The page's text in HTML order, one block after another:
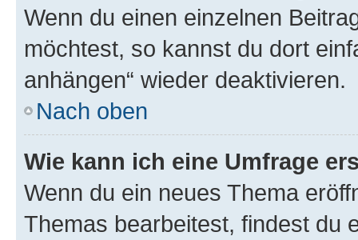
Wenn du einen einzelnen
möchtest, so kannst du dort
anhängen“ wieder deaktivieren.
Nach oben
Wie kann ich eine Umfrage
Wenn du ein neues Thema
Themas bearbeitest, findest du